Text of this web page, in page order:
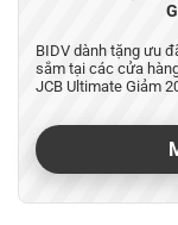
BIDV dành tặng ưu
sắm tại các cửa
JCB Ultimate Giảm